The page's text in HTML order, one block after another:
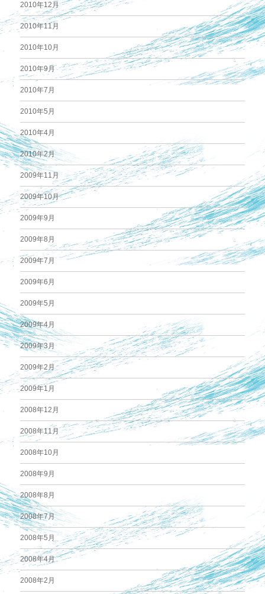
2010年12月
2010年11月
2010年10月
2010年9月
2010年7月
2010年5月
2010年4月
2010年2月
2009年11月
2009年10月
2009年9月
2009年8月
2009年7月
2009年6月
2009年5月
2009年4月
2009年3月
2009年2月
2009年1月
2008年12月
2008年11月
2008年10月
2008年9月
2008年8月
2008年7月
2008年5月
2008年4月
2008年2月